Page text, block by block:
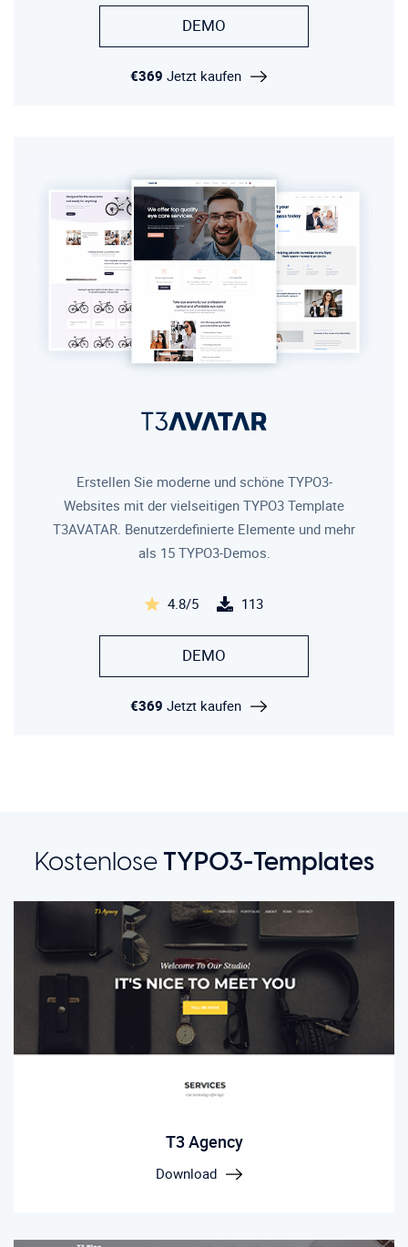
DEMO
€369 Jetzt kaufen
Erstellen Sie moderne und schöne TYPO3-
Websites mit der vielseitigen TYPO3 Template
T3AVATAR. Benutzerdefinierte Elemente und mehr
als 15 TYPO3-Demos.
4.8/5 113
DEMO
€369 Jetzt kaufen
KostenloseTYPO3-Templates
T3 Agency
Download